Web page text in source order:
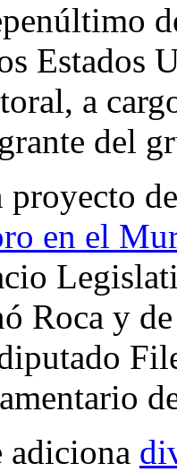
Estados
a
del
proyecto
en el
Roca y
adiciona